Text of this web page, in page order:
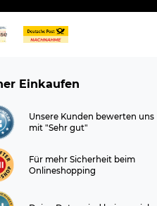
Einkaufen
Unsere Kunden bewerten uns
mit "Sehr gut"
Für mehr Sicherheit beim
Onlineshopping